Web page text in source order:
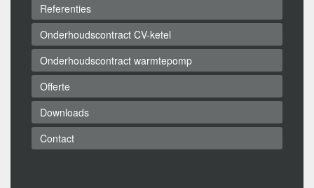
Referenties
Onderhoudscontract CV-ketel
Onderhoudscontract warmtepomp
Offerte
Downloads
Contact